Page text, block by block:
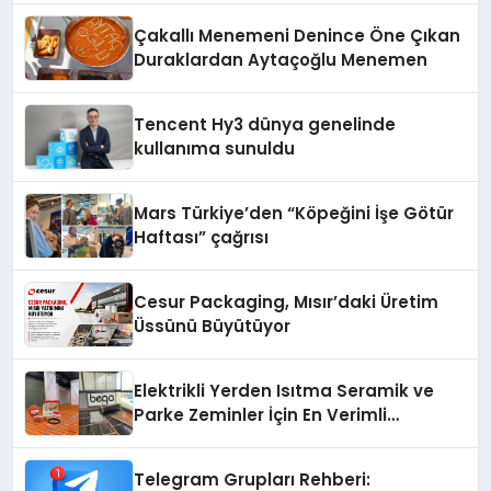
Çakallı Menemeni Denince Öne Çıkan
Duraklardan Aytaçoğlu Menemen
Tencent Hy3 dünya genelinde
kullanıma sunuldu
Mars Türkiye’den “Köpeğini İşe Götür
Haftası” çağrısı
Cesur Packaging, Mısır’daki Üretim
Üssünü Büyütüyor
Elektrikli Yerden Isıtma Seramik ve
Parke Zeminler İçin En Verimli
Telegram Grupları Rehberi: